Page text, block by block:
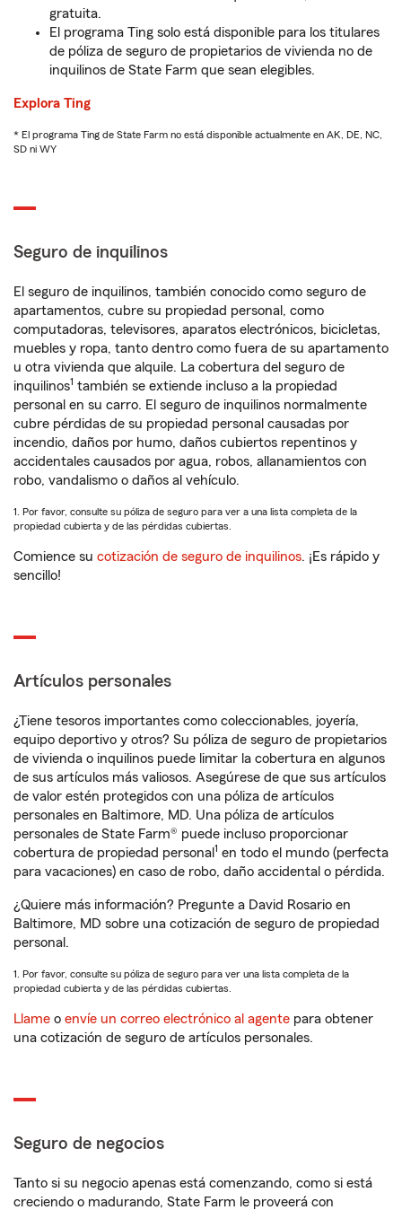
gratuita.
El programa Ting solo está disponible para los titulares
de póliza de seguro de propietarios de vivienda no de
inquilinos de State Farm que sean elegibles.
Explora Ting
* El programa Ting de State Farm no está disponible actualmente en AK, DE, NC,
SD ni WY
Seguro de inquilinos
El seguro de inquilinos, también conocido como seguro de
apartamentos, cubre su propiedad personal, como
computadoras, televisores, aparatos electrónicos, bicicletas,
muebles y ropa, tanto dentro como fuera de su apartamento
u otra vivienda que alquile. La cobertura del seguro de
inquilinos1 también se extiende incluso a la propiedad
personal en su carro. El seguro de inquilinos normalmente
cubre pérdidas de su propiedad personal causadas por
incendio, daños por humo, daños cubiertos repentinos y
accidentales causados por agua, robos, allanamientos con
robo, vandalismo o daños al vehículo.
1. Por favor, consulte su póliza de seguro para ver a una lista completa de la
propiedad cubierta y de las pérdidas cubiertas.
Comience su cotización de seguro de inquilinos. ¡Es rápido y
sencillo!
Artículos personales
¿Tiene tesoros importantes como coleccionables, joyería,
equipo deportivo y otros? Su póliza de seguro de propietarios
de vivienda o inquilinos puede limitar la cobertura en algunos
de sus artículos más valiosos. Asegúrese de que sus artículos
de valor estén protegidos con una póliza de artículos
personales en Baltimore, MD. Una póliza de artículos
personales de State Farm® puede incluso proporcionar
cobertura de propiedad personal 1 en todo el mundo (perfecta
para vacaciones) en caso de robo, daño accidental o pérdida.
¿Quiere más información? Pregunte a David Rosario en
Baltimore, MD sobre una cotización de seguro de propiedad
personal.
1. Por favor, consulte su póliza de seguro para ver una lista completa de la
propiedad cubierta y de las pérdidas cubiertas.
Llame o envíe un correo electrónico al agente para obtener
una cotización de seguro de artículos personales.
Seguro de negocios
Tanto si su negocio apenas está comenzando, como si está
creciendo o madurando, State Farm le proveerá con